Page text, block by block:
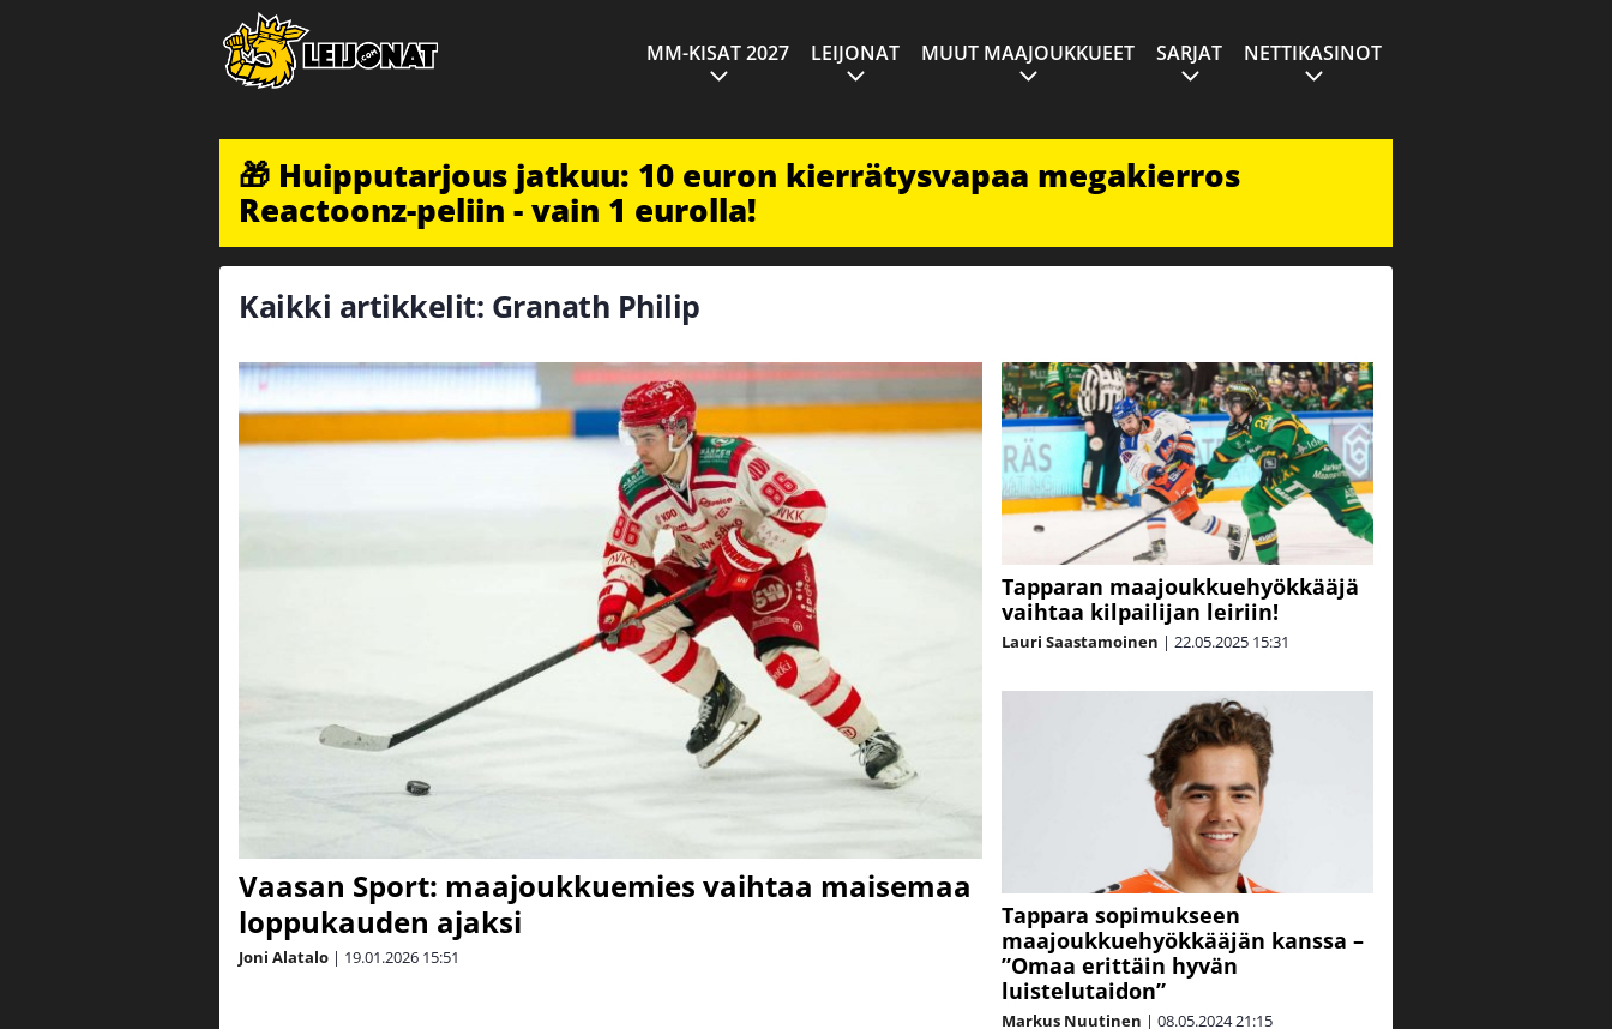
MM-KISAT 2027 LEIJONAT MUUT MAAJOUKKUEET SARJAT NETTIKASINOT
🎁 Huipputarjous jatkuu: 10 euron kierrätysvapaa megakierros
Reactoonz-peliin - vain 1 eurolla!
Kaikki artikkelit: Granath Philip
Vaasan Sport: maajoukkuemies vaihtaa maisemaa
loppukauden ajaksi
Joni Alatalo | 19.01.2026 15:51
Tapparan maajoukkuehyökkääjä
vaihtaa kilpailijan leiriin!
Lauri Saastamoinen | 22.05.2025 15:31
Tappara sopimukseen
maajoukkuehyökkääjän kanssa –
”Omaa erittäin hyvän
luistelutaidon”
Markus Nuutinen | 08.05.202421:15